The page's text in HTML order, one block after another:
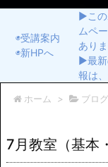
◉受講案内
◉新HPへ
▶︎この
ムペ
ありま
▶︎最新
報は
ホーム > ブログ
7月教室（基本